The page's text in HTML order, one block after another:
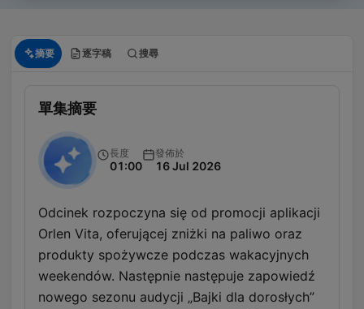
摘要 逐字稿 搜尋
單集摘要
長度
01:00
發佈於
16 Jul 2026
Odcinek rozpoczyna się od promocji aplikacji
Orlen Vita, oferującej zniżki na paliwo oraz
produkty spożywcze podczas wakacyjnych
weekendów. Następnie następuje zapowiedź
nowego sezonu audycji „Bajki dla dorosłych”